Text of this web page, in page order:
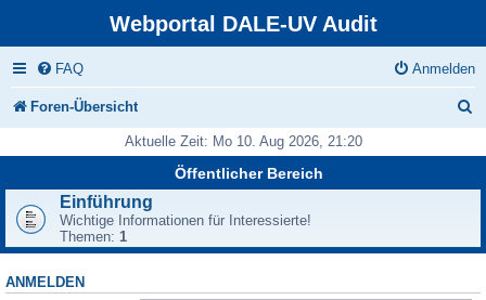
Webportal DALE-UV Audit
FAQ Anmelden
Foren-Übersicht
Aktuelle Zeit: Mo 10. Aug 2026, 21:20
Öffentlicher Bereich
Einführung
Wichtige Informationen für Interessierte!
Themen: 1
ANMELDEN